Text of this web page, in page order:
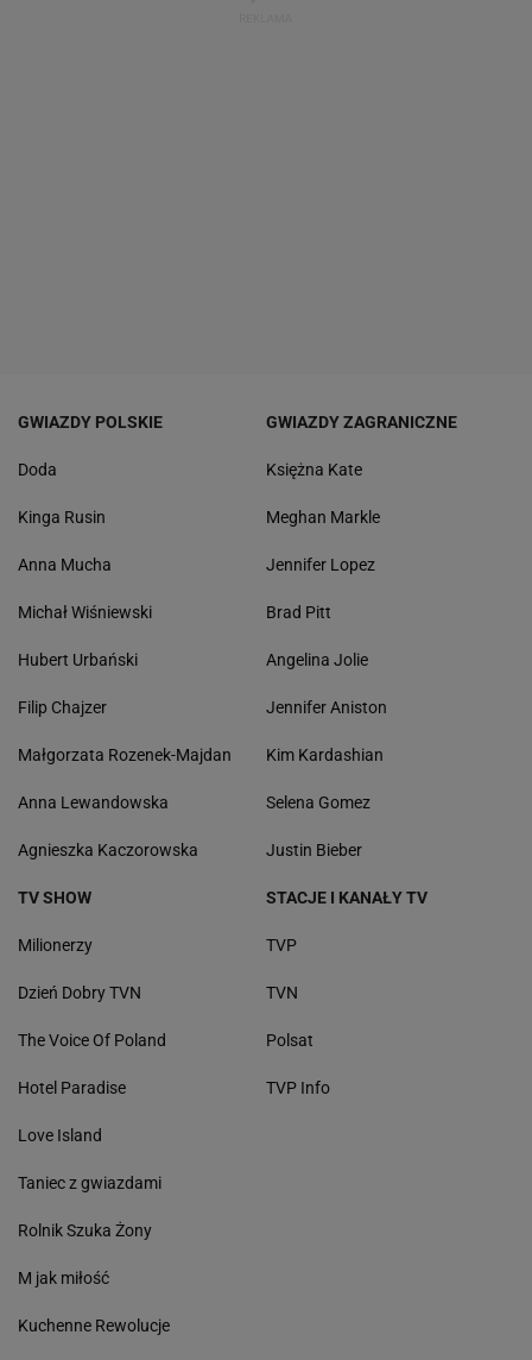
GWIAZDY POLSKIE
Doda
Kinga Rusin
Anna Mucha
Michał Wiśniewski
Hubert Urbański
Filip Chajzer
Małgorzata Rozenek-Majdan
Anna Lewandowska
Agnieszka Kaczorowska
GWIAZDY ZAGRANICZNE
Księżna Kate
Meghan Markle
Jennifer Lopez
Brad Pitt
Angelina Jolie
Jennifer Aniston
Kim Kardashian
Selena Gomez
Justin Bieber
TV SHOW
Milionerzy
Dzień Dobry TVN
The Voice Of Poland
Hotel Paradise
Love Island
Taniec z gwiazdami
Rolnik Szuka Żony
M jak miłość
Kuchenne Rewolucje
STACJE I KANAŁY TV
TVP
TVN
Polsat
TVP Info